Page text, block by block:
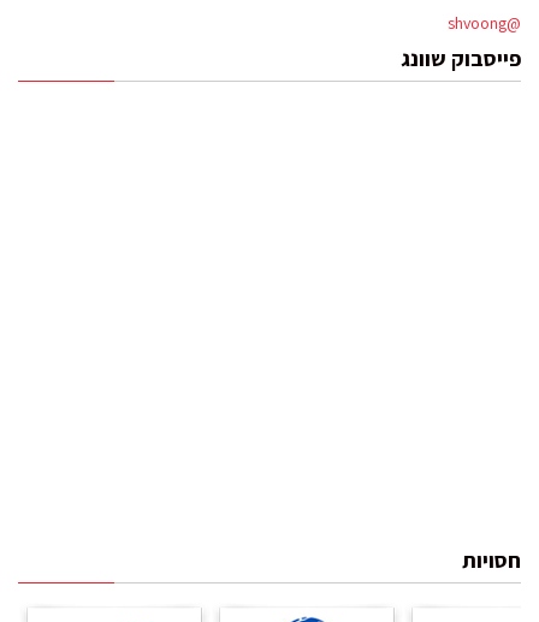
@shvoong
פייסבוק שוונג
חסויות